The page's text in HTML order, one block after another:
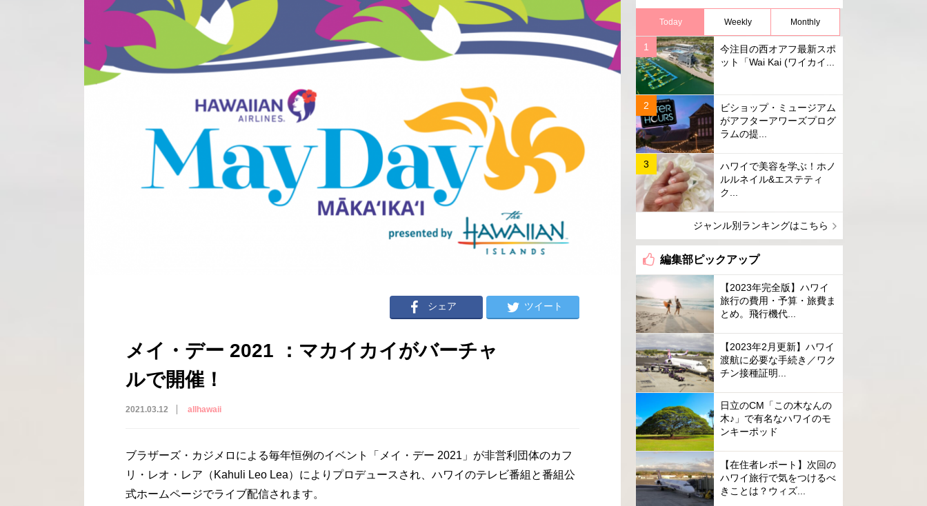
シェア ツイート
メイ・デー 2021 ：マカイカイがバーチャ
ルで開催！
2021.03.12 allhawaii
ブラザーズ・カジメロによる毎年恒例のイベント「メイ・デー 2021」が非営利団体のカフ
リ・レオ・レア（Kahuli Leo Lea）によりプロデュースされ、ハワイのテレビ番組と番組公
式ホームページでライブ配信されます。
Today Weekly Monthly
今注目の西オアフ最新スポ
ット「Wai Kai (ワイカイ...
ビショップ・ミュージアム
がアフターアワーズプログ
ラムの提...
ハワイで美容を学ぶ！ホノ
ルルネイル&エステティ
ク...
ジャンル別ランキングはこちら
編集部ピックアップ
【2023年完全版】ハワイ
旅行の費用・予算・旅費ま
とめ。飛行機代...
【2023年2月更新】ハワイ
渡航に必要な手続き／ワク
チン接種証明...
日立のCM「この木なんの
木♪」で有名なハワイのモ
ンキーポッド
【在住者レポート】次回の
ハワイ旅行で気をつけるべ
きことは？ウィズ...